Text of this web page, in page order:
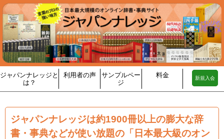
ジャパンナレッジと
は？
利用者の声
サンプルペー
ジ
料金 新規入会
ジャパンナレッジは約1900冊以上の膨大な辞
書・事典などが使い放題の「日本最大級のオン